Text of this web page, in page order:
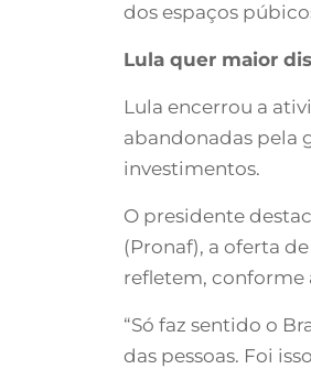
dos espaços
Lula quer maior
Lula encerrou a
abandonadas pela
investimentos.
O presidente
(Pronaf), a oferta
refletem, conforme
“Só faz sentido o
das pessoas. Foi